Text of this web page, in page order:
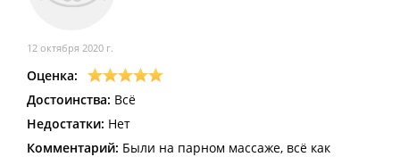
12 октября 2020 г.
Оценка:
Достоинства: Всё
Недостатки: Нет
Комментарий: Были на парном массаже, всё как